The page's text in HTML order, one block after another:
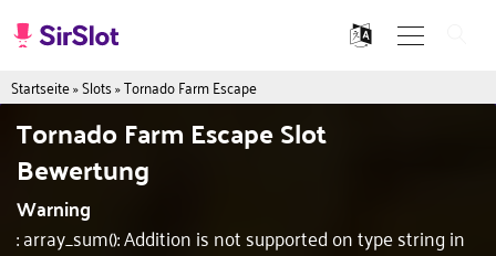
Startseite»Slots»Tornado Farm Escape
Tornado Farm Escape Slot
Bewertung
Warning
: array_sum(): Addition is not supported on type string in